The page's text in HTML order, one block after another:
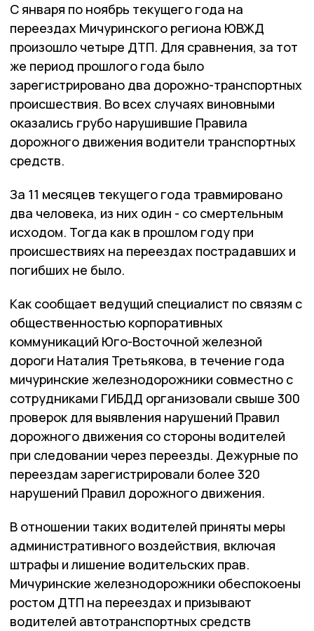
С января по ноябрь текущего года на
переездах Мичуринского региона ЮВЖД
произошло четыре ДТП. Для сравнения, за тот
же период прошлого года было
зарегистрировано два дорожно-транспортных
происшествия. Во всех случаях виновными
оказались грубо нарушившие Правила
дорожного движения водители транспортных
средств.
За 11 месяцев текущего года травмировано
два человека, из них один - со смертельным
исходом. Тогда как в прошлом году при
происшествиях на переездах пострадавших и
погибших не было.
Как сообщает ведущий специалист по связям с
общественностью корпоративных
коммуникаций Юго-Восточной железной
дороги Наталия Третьякова, в течение года
мичуринские железнодорожники совместно с
сотрудниками ГИБДД организовали свыше 300
проверок для выявления нарушений Правил
дорожного движения со стороны водителей
при следовании через переезды. Дежурные по
переездам зарегистрировали более 320
нарушений Правил дорожного движения.
В отношении таких водителей приняты меры
административного воздействия, включая
штрафы и лишение водительских прав.
Мичуринские железнодорожники обеспокоены
ростом ДТП на переездах и призывают
водителей автотранспортных средств